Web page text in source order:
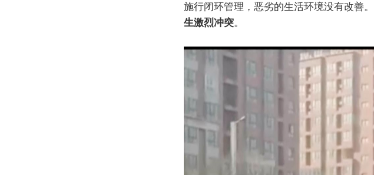
施行闭环管理，恶劣的生活环境没有改善。
生激烈冲突。